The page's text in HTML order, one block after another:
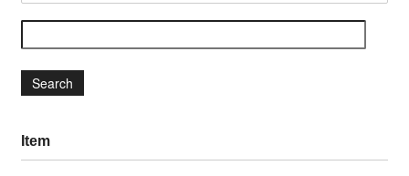
Search
Item